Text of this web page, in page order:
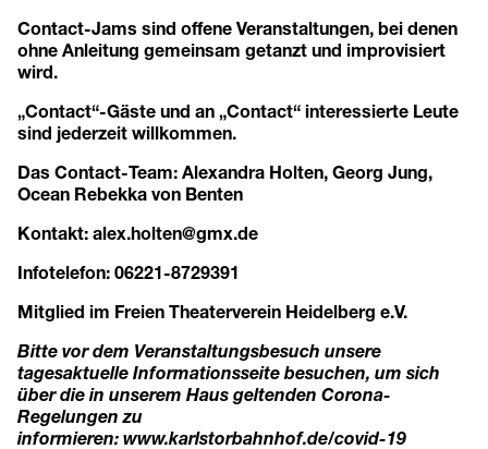
Contact-Jams sind offene Veranstaltungen, bei denen
ohne Anleitung gemeinsam getanzt und improvisiert
wird.
„Contact“-Gäste und an „Contact“ interessierte Leute
sind jederzeit willkommen.
Das Contact-Team: Alexandra Holten, Georg Jung,
Ocean Rebekka von Benten
Kontakt: alex.holten@gmx.de
Infotelefon: 06221-8729391
Mitglied im Freien Theaterverein Heidelberg e.V.
Bitte vor dem Veranstaltungsbesuch unsere
tagesaktuelle Informationsseite besuchen, um sich
über die in unserem Haus geltenden Corona-
Regelungen zu
informieren: www.karlstorbahnhof.de/covid-19